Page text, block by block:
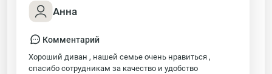
Анна
Комментарий
Хороший диван , нашей семье очень нравиться ,
спасибо сотрудникам за качество и удобство